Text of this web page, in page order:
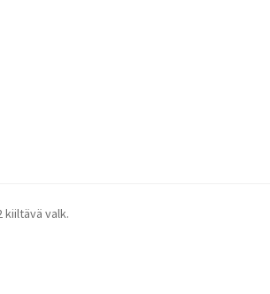
kiiltävä valk.